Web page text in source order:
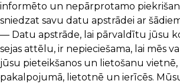
informēto un nepārprotamo
sniedzat savu datu apstrādei ar
— Datu apstrāde, lai pārvaldītu jūsu
sejas attēlu, ir nepieciešama, lai mēs
jūsu pieteikšanos un lietošanu
pakalpojumā, lietotnē un ierīcēs.